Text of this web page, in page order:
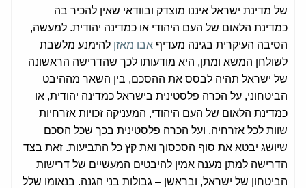
של מדינת ישראל איננו מוצדק ובוודאי שאין להכיר בה
כמדינת הלאום של העם היהודי או כמדינה יהודית. למעשה,
הסיבה העיקרית בגינה מעדיף אבו מאזן להימנע מלשבת
לשולחן המשא ומתן, היא מודעותו לכך שהדרישה הראשונה
של ישראל תהיה לבסס את ההסכם, בין השאר מההיבט
הביטחוני, על הכרה פלסטינית בישראל כמדינה יהודית, או
כמדינת הלאום של העם היהודי, המעניקה זכויות אזרחיות
שוות לכל אזרחיה, ועל הכרה פלסטינית בכך שכל הסכם
שיושג יבטא את סוף הסכסוך ואת קץ כל התביעות. זאת בצד
הדרישה למתן מענה אמין להיבטים המעשיים של דרישות
הביטחון של ישראל, ובראשן – גבולות בני הגנה. בנאומו שלל